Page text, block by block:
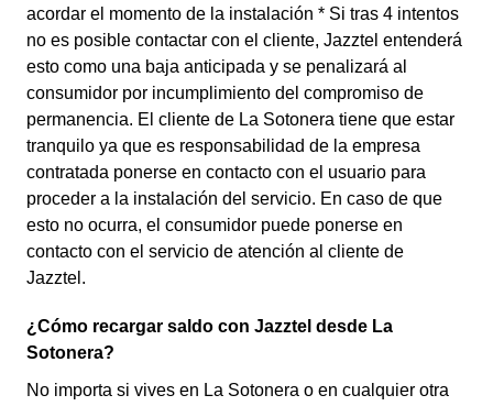
acordar el momento de la instalación * Si tras 4 intentos
no es posible contactar con el cliente, Jazztel entenderá
esto como una baja anticipada y se penalizará al
consumidor por incumplimiento del compromiso de
permanencia. El cliente de La Sotonera tiene que estar
tranquilo ya que es responsabilidad de la empresa
contratada ponerse en contacto con el usuario para
proceder a la instalación del servicio. En caso de que
esto no ocurra, el consumidor puede ponerse en
contacto con el servicio de atención al cliente de
Jazztel.
¿Cómo recargar saldo con Jazztel desde La
Sotonera?
No importa si vives en La Sotonera o en cualquier otra